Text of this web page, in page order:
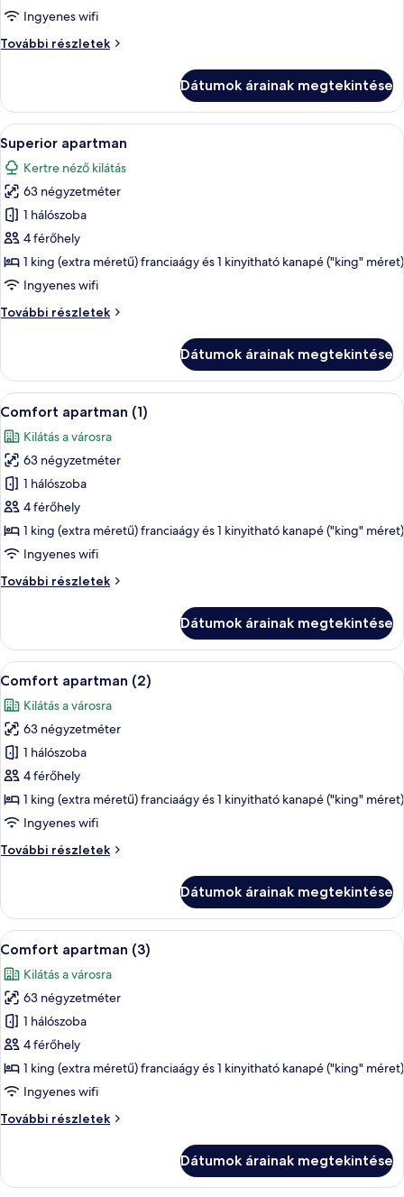
apartman
Ingyenes wifi
További részletek
Superior
részletei
Dátumok árainak megtekintése
A
következő
szoba
összes
képének
megtekintése:
Superior
apartman
Egy modern nappali, étkezővel,
8
Superior apartman
Kertre néző kilátás
63 négyzetméter
1 hálószoba
4 férőhely
1 king (extra méretű) franciaágy és 1 kinyitható kanapé ("king" méret)
Ingyenes wifi
További részletek
Superior
Dátumok árainak megtekintése
A
következő
szoba
összes
képének
megtekintése:
Comfort
apartman
Hűtőszekrény, mikrohullámú sütő,
7
Comfort apartman (1)
Kilátás a városra
63 négyzetméter
1 hálószoba
4 férőhely
1 king (extra méretű) franciaágy és 1 kinyitható kanapé ("king" méret)
Ingyenes wifi
További részletek
Comfort
részletei
Dátumok árainak megtekintése
A
következő
szoba
összes
képének
megtekintése:
Comfort
apartman
Hűtőszekrény, mikrohullámú sütő,
6
Comfort apartman (2)
Kilátás a városra
63 négyzetméter
1 hálószoba
4 férőhely
1 king (extra méretű) franciaágy és 1 kinyitható kanapé ("king" méret)
Ingyenes wifi
További részletek
Comfort
részletei
Dátumok árainak megtekintése
A
következő
szoba
összes
képének
megtekintése:
Comfort
apartman
Hűtőszekrény, mikrohullámú sütő,
7
Comfort apartman (3)
Kilátás a városra
63 négyzetméter
1 hálószoba
4 férőhely
1 king (extra méretű) franciaágy és 1 kinyitható kanapé ("king" méret)
Ingyenes wifi
További részletek
Comfort
részletei
Dátumok árainak megtekintése